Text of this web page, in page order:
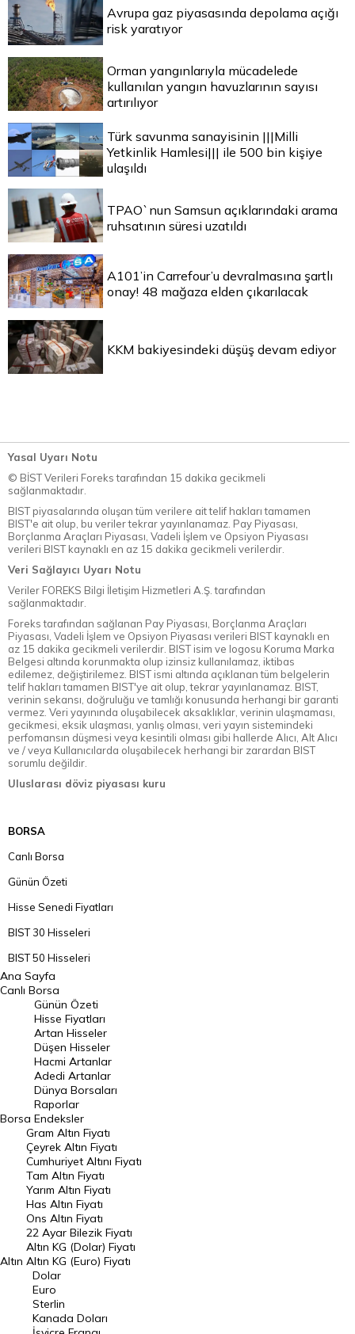
Avrupa gaz piyasasında depolama açığı
risk yaratıyor
Orman yangınlarıyla mücadelede
kullanılan yangın havuzlarının sayısı
artırılıyor
Türk savunma sanayisinin |||Milli
Yetkinlik Hamlesi||| ile 500 bin kişiye
ulaşıldı
TPAO`nun Samsun açıklarındaki arama
ruhsatının süresi uzatıldı
A101’in Carrefour’u devralmasına şartlı
onay! 48 mağaza elden çıkarılacak
KKM bakiyesindeki düşüş devam ediyor
Yasal Uyarı Notu
© BİST Verileri Foreks tarafından 15 dakika gecikmeli
sağlanmaktadır.
BIST piyasalarında oluşan tüm verilere ait telif hakları tamamen
BIST'e ait olup, bu veriler tekrar yayınlanamaz. Pay Piyasası,
Borçlanma Araçları Piyasası, Vadeli İşlem ve Opsiyon Piyasası
verileri BIST kaynaklı en az 15 dakika gecikmeli verilerdir.
Veri Sağlayıcı Uyarı Notu
Veriler FOREKS Bilgi İletişim Hizmetleri A.Ş. tarafından
sağlanmaktadır.
Foreks tarafından sağlanan Pay Piyasası, Borçlanma Araçları
Piyasası, Vadeli İşlem ve Opsiyon Piyasası verileri BIST kaynaklı en
az 15 dakika gecikmeli verilerdir. BIST isim ve logosu Koruma Marka
Belgesi altında korunmakta olup izinsiz kullanılamaz, iktibas
edilemez, değiştirilemez. BIST ismi altında açıklanan tüm belgelerin
telif hakları tamamen BIST'ye ait olup, tekrar yayınlanamaz. BIST,
verinin sekansı, doğruluğu ve tamlığı konusunda herhangi bir garanti
vermez. Veri yayınında oluşabilecek aksaklıklar, verinin ulaşmaması,
gecikmesi, eksik ulaşması, yanlış olması, veri yayın sistemindeki
perfomansın düşmesi veya kesintili olması gibi hallerde Alıcı, Alt Alıcı
ve / veya Kullanıcılarda oluşabilecek herhangi bir zarardan BIST
sorumlu değildir.
Uluslarası döviz piyasası kuru
BORSA
Canlı Borsa
Günün Özeti
Hisse Senedi Fiyatları
BIST 30 Hisseleri
BIST 50 Hisseleri
BIST 100 Hisseleri
En Çok Artan Hisseler
En Çok Düşen Hisseler
Hacmi Artanlar
Geçmiş Kapanışlar
Dünya Borsaları
Raporlar
Endeksler
DÖVİZ
Döviz Kuru
Dolar Kuru
Euro Kuru
Pound Kuru
Frank Kuru
Ana Sayfa
Canlı Borsa
Borsa
Günün Özeti
Hisse Fiyatları
Artan Hisseler
Düşen Hisseler
Hacmi Artanlar
Adedi Artanlar
Dünya Borsaları
Raporlar
Endeksler
Altın
Gram Altın Fiyatı
Çeyrek Altın Fiyatı
Cumhuriyet Altını Fiyatı
Tam Altın Fiyatı
Yarım Altın Fiyatı
Has Altın Fiyatı
Ons Altın Fiyatı
22 Ayar Bilezik Fiyatı
Altın KG (Dolar) Fiyatı
Altın KG (Euro) Fiyatı
Dolar
Euro
Sterlin
Kanada Doları